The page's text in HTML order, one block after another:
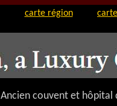
carte région
Ancien couvent et hôpital